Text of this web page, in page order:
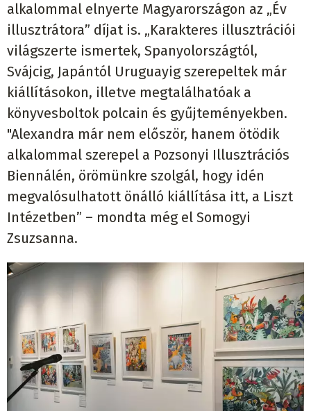
alkalommal elnyerte Magyarországon az „Év
illusztrátora” díjat is. „Karakteres illusztrációi
világszerte ismertek, Spanyolországtól,
Svájcig, Japántól Uruguayig szerepeltek már
kiállításokon, illetve megtalálhatóak a
könyvesboltok polcain és gyűjteményekben.
"Alexandra már nem először, hanem ötödik
alkalommal szerepel a Pozsonyi Illusztrációs
Biennálén, örömünkre szolgál, hogy idén
megvalósulhatott önálló kiállítása itt, a Liszt
Intézetben” – mondta még el Somogyi
Zsuzsanna.